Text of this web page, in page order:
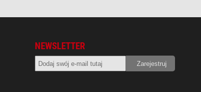
NEWSLETTER